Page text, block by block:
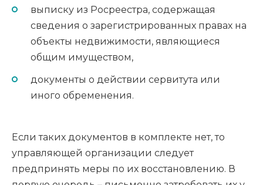
выписку из Росреестра, содержащая
сведения о зарегистрированных правах на
объекты недвижимости, являющиеся
общим имуществом,
документы о действии сервитута или
иного обременения.
Если таких документов в комплекте нет, то
управляющей организации следует
предпринять меры по их восстановлению. В